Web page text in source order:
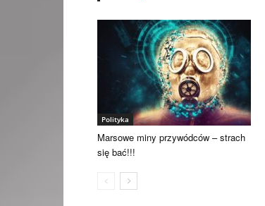
Polityka
Marsowe miny przywódców – strach
się bać!!!